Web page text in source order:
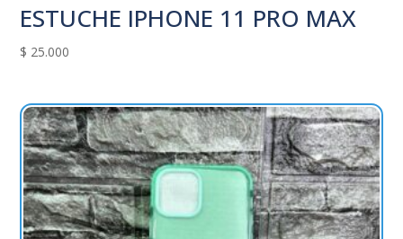
ESTUCHE IPHONE 11 PRO MAX
$ 25.000